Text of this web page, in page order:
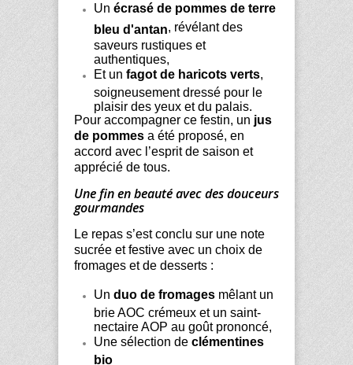
Un écrasé de pommes de terre
bleu d'antan, révélant des
saveurs rustiques et
authentiques,
Et un fagot de haricots verts,
soigneusement dressé pour le
plaisir des yeux et du palais.
Pour accompagner ce festin, un jus
de pommes a été proposé, en
accord avec l’esprit de saison et
apprécié de tous.
Une fin en beauté avec des douceurs
gourmandes
Le repas s’est conclu sur une note
sucrée et festive avec un choix de
fromages et de desserts :
Un duo de fromages mêlant un
brie AOC crémeux et un saint-
nectaire AOP au goût prononcé,
Une sélection de clémentines
bio